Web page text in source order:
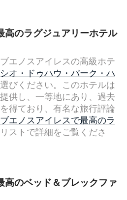
高のラグジュアリーホテル
エノスアイレスの高級ホテ
オ・ドゥハウ・パーク・ハ
びください。このホテルは
供し、一等地にあり、過去
得ており、有名な旅行評論
ブエノスアイレスで最高のラ
リストで詳細をご覧くださ
高のベッド＆ブレックファ